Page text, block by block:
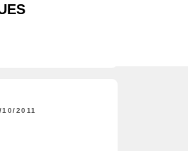
10/2011